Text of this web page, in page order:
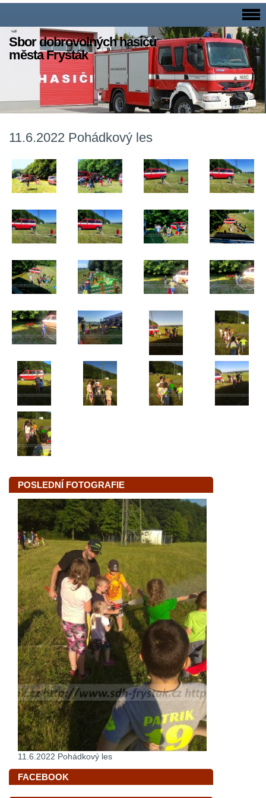
Sbor dobrovolných hasičů
města Fryšták
11.6.2022 Pohádkový les
POSLEDNÍ FOTOGRAFIE
11.6.2022 Pohádkový les
FACEBOOK